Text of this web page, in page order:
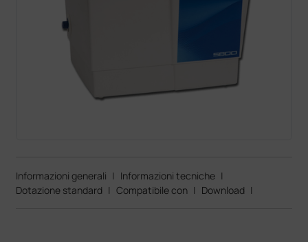
Informazioni generali | Informazioni tecniche |
Dotazione standard | Compatibile con | Download |